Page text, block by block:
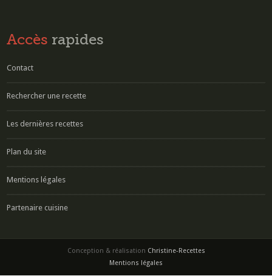
Accès rapides
Contact
Rechercher une recette
Les dernières recettes
Plan du site
Mentions légales
Partenaire cuisine
Conception & réalisation Christine-Recettes
Mentions légales